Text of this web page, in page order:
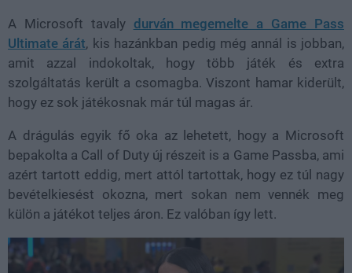
A Microsoft tavaly durván megemelte a Game Pass
Ultimate árát, kis hazánkban pedig még annál is jobban,
amit azzal indokoltak, hogy több játék és extra
szolgáltatás került a csomagba. Viszont hamar kiderült,
hogy ez sok játékosnak már túl magas ár.
A drágulás egyik fő oka az lehetett, hogy a Microsoft
bepakolta a Call of Duty új részeit is a Game Passba, ami
azért tartott eddig, mert attól tartottak, hogy ez túl nagy
bevételkiesést okozna, mert sokan nem vennék meg
külön a játékot teljes áron. Ez valóban így lett.